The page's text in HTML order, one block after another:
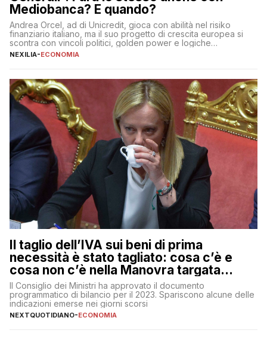
Mediobanca? E quando?
Andrea Orcel, ad di Unicredit, gioca con abilità nel risiko
finanziario italiano, ma il suo progetto di crescita europea si
scontra con vincoli politici, golden power e logiche
protezionistiche. Orcel e la mossa su Generali Andrea Orcel,
NEXILIA-ECONOMIA
Il taglio dell’IVA sui beni di prima
necessità è stato tagliato: cosa c’è e
cosa non c’è nella Manovra targata
Meloni
Il Consiglio dei Ministri ha approvato il documento
programmatico di bilancio per il 2023. Spariscono alcune delle
indicazioni emerse nei giorni scorsi
NEXTQUOTIDIANO-ECONOMIA